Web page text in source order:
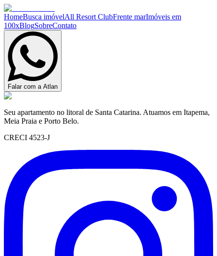
HomeBusca imóvelAll Resort ClubFrente marImóveis em
100xBlogSobreContato
Falar com a Atlan
Seu apartamento no litoral de Santa Catarina. Atuamos em Itapema,
Meia Praia e Porto Belo.
CRECI 4523-J